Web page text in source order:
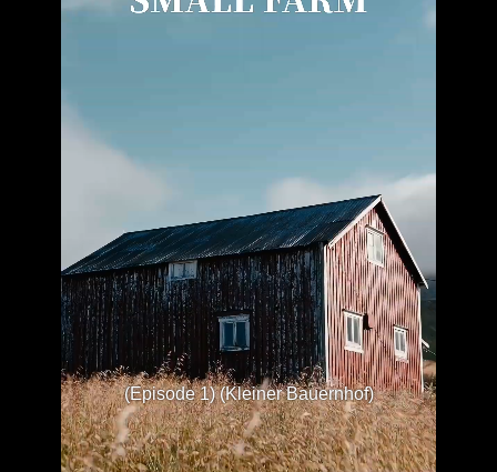
(Episode 1) (Kleiner Bauernhof)